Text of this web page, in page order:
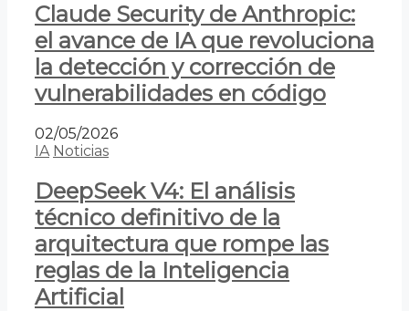
Claude Security de Anthropic:
el avance de IA que revoluciona
la detección y corrección de
vulnerabilidades en código
02/05/2026
IA Noticias
DeepSeek V4: El análisis
técnico definitivo de la
arquitectura que rompe las
reglas de la Inteligencia
Artificial